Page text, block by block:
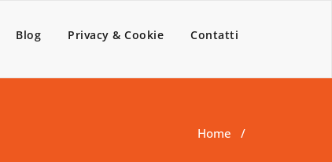
Blog Privacy & Cookie Contatti
Home /